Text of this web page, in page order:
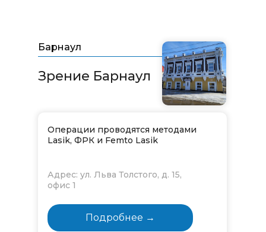
Барнаул
Зрение Барнаул
Операции проводятся методами
Lasik, ФРК и Femto Lasik
Подробнее →
Адрес: ул. Льва Толстого, д. 15,
офис 1